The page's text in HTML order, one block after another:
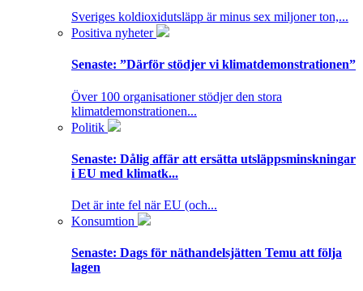
Sveriges koldioxidutsläpp är minus sex miljoner ton,...
Positiva nyheter
Senaste: ”Därför stödjer vi klimatdemonstrationen”
Över 100 organisationer stödjer den stora
klimatdemonstrationen...
Politik
Senaste: Dålig affär att ersätta utsläppsminskningar
i EU med klimatk...
Det är inte fel när EU (och...
Konsumtion
Senaste: Dags för näthandelsjätten Temu att följa
lagen